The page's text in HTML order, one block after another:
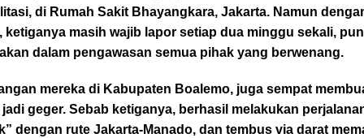
di Rumah Sakit Bhayangkara, Jakarta. Namun
ketiganya masih wajib lapor setiap dua minggu sekali, pun
dalam pengawasan semua pihak yang berwenang.
mereka di Kabupaten Boalemo, juga sempat
geger. Sebab ketiganya, berhasil melakukan
dengan rute Jakarta-Manado, dan tembus via darat